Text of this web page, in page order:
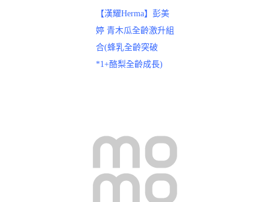
【漢耀Herma】彭美
婷 青木瓜全齡激升組
合(蜂乳全齡突破
*1+酪梨全齡成長)